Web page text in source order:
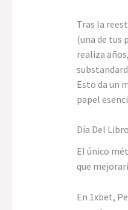
Tras la
(una de tus
realiza
Esto da un
papel
Día Del
El único
que
En 1xbet,